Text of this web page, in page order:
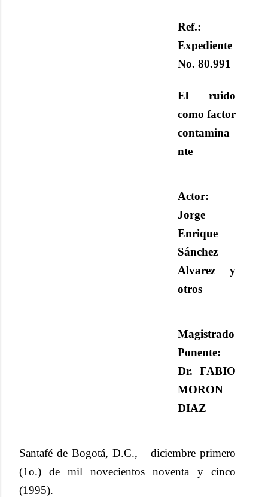
Ref.:
Expediente
No. 80.991
El ruido
como factor
contamina
nte
Actor:
Jorge
Enrique
Sánchez
Alvarez y
otros
Magistrado
Ponente:
Dr. FABIO
MORON
DIAZ
Santafé de Bogotá, D.C., diciembre primero
(1o.) de mil novecientos noventa y cinco
(1995).